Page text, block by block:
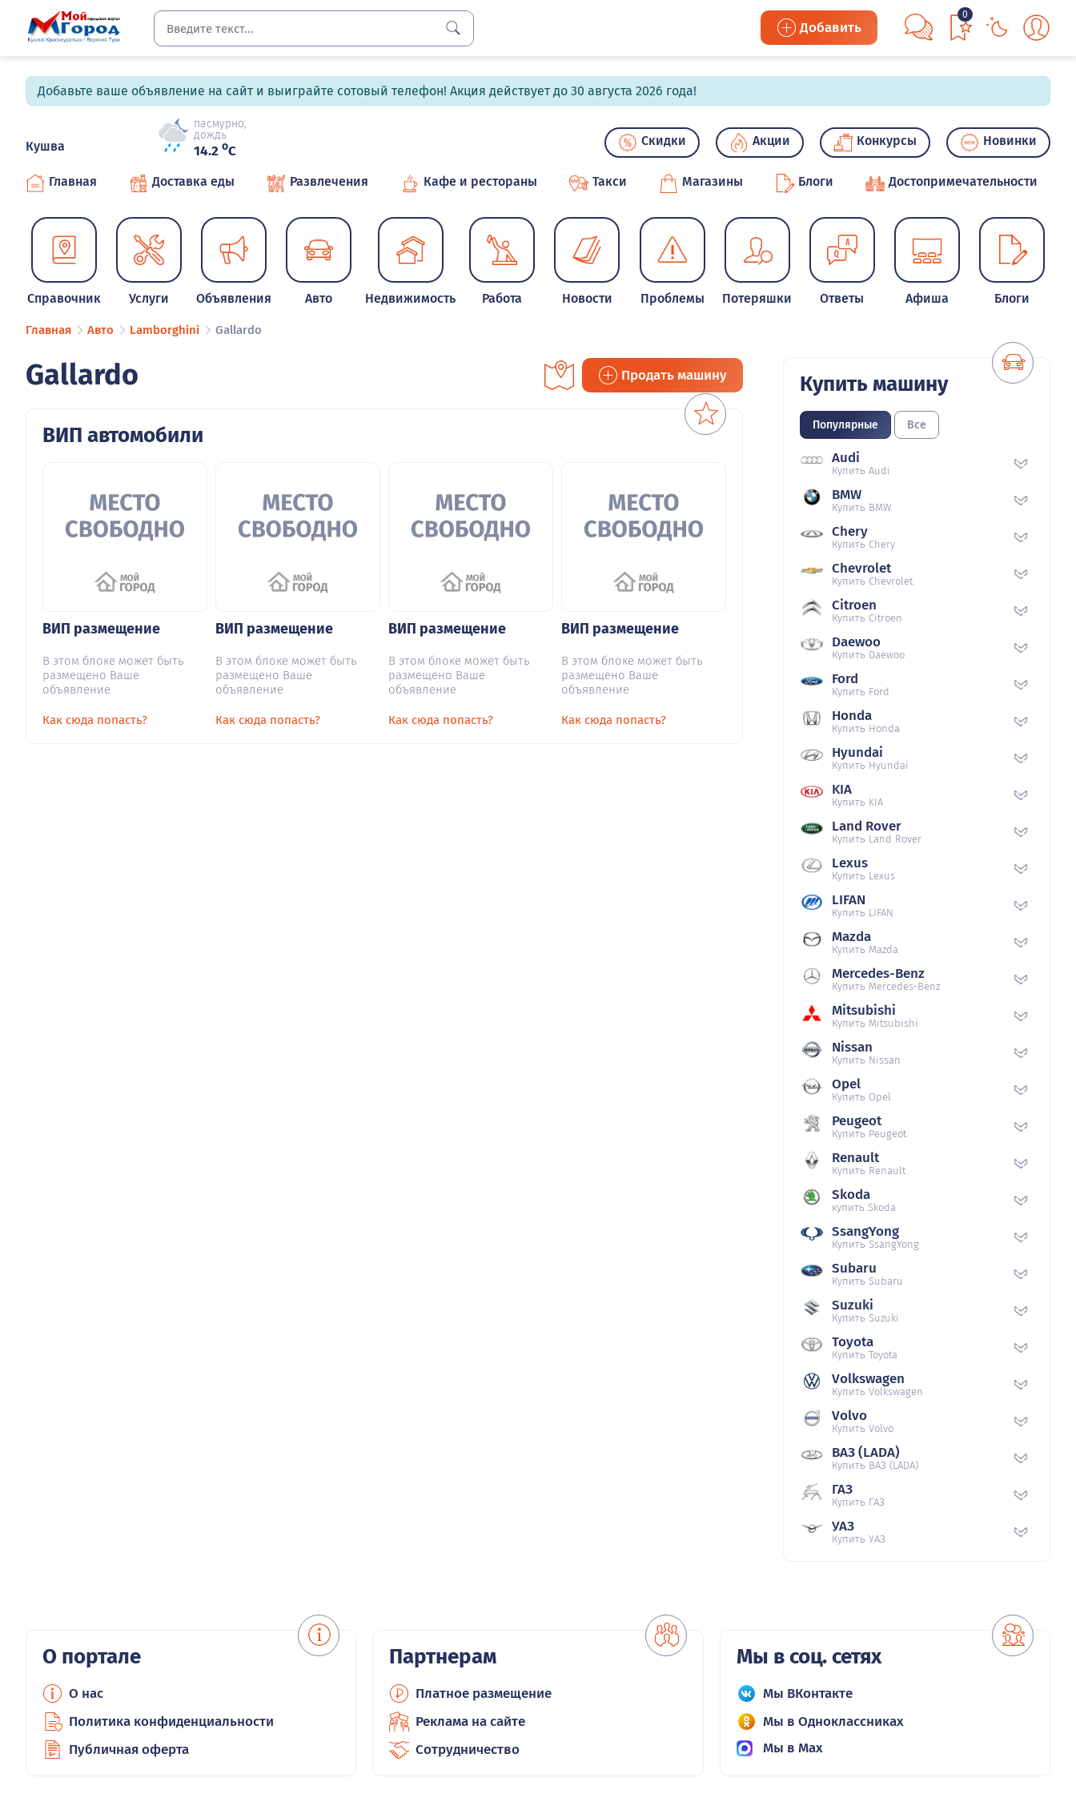
Добавить
0
Добавьте ваше объявление на сайт и выиграйте сотовый телефон! Акция действует до 30 августа 2026 года!
Кушва
пасмурно,
дождь
14.2 oC
Скидки Акции Конкурсы Новинки
Главная Доставка еды Развлечения Кафе и рестораны Такси Магазины Блоги Достопримечательности
Справочник Услуги Объявления Авто Недвижимость Работа Новости Проблемы Потеряшки Ответы Афиша Блоги
Главная Авто Lamborghini Gallardo
Gallardo Продать машину
ВИП автомобили
ВИП размещение
В этом блоке может быть
размещено Ваше
объявление
Как сюда попасть?
ВИП размещение
В этом блоке может быть
размещено Ваше
объявление
Как сюда попасть?
ВИП размещение
В этом блоке может быть
размещено Ваше
объявление
Как сюда попасть?
ВИП размещение
В этом блоке может быть
размещено Ваше
объявление
Как сюда попасть?
Купить машину
Популярные Все
Audi
Купить Audi
BMW
Купить BMW
Chery
Купить Chery
Chevrolet
Купить Chevrolet
Citroen
Купить Citroen
Daewoo
Купить Daewoo
Ford
Купить Ford
Honda
Купить Honda
Hyundai
Купить Hyundai
KIA
Купить KIA
Land Rover
Купить Land Rover
Lexus
Купить Lexus
LIFAN
Купить LIFAN
Mazda
Купить Mazda
Mercedes-Benz
Купить Mercedes-Benz
Mitsubishi
Купить Mitsubishi
Nissan
Купить Nissan
Opel
Купить Opel
Peugeot
Купить Peugeot
Renault
Купить Renault
Skoda
купить Skoda
SsangYong
Купить SsangYong
Subaru
Купить Subaru
Suzuki
Купить Suzuki
Toyota
Купить Toyota
Volkswagen
Купить Volkswagen
Volvo
Купить Volvo
ВАЗ (LADA)
Купить ВАЗ (LADA)
ГАЗ
Купить ГАЗ
УАЗ
Купить УАЗ
О портале
О нас
Политика конфиденциальности
Публичная оферта
Партнерам
Платное размещение
Реклама на сайте
Сотрудничество
Мы в соц. сетях
Мы ВКонтакте
Мы в Одноклассниках
Мы в Max